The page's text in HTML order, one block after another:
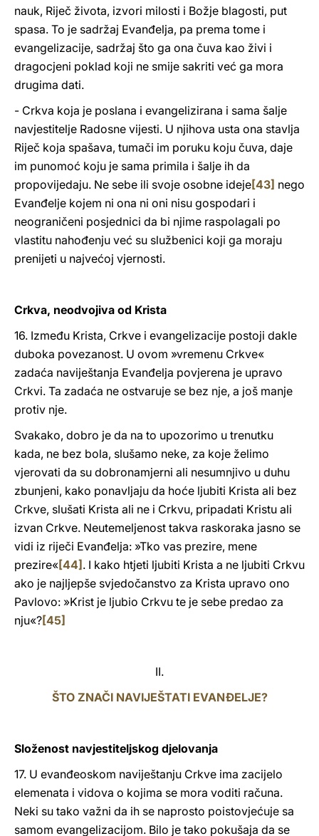
nauk, Riječ života, izvori milosti i Božje blagosti, put
spasa. To je sadržaj Evanđelja, pa prema tome i
evangelizacije, sadržaj što ga ona čuva kao živi i
dragocjeni poklad koji ne smije sakriti već ga mora
drugima dati.
- Crkva koja je poslana i evangelizirana i sama šalje
navjestitelje Radosne vijesti. U njihova usta ona stavlja
Riječ koja spašava, tumači im poruku koju čuva, daje
im punomoć koju je sama primila i šalje ih da
propovijedaju. Ne sebe ili svoje osobne ideje[43] nego
Evanđelje kojem ni ona ni oni nisu gospodari i
neograničeni posjednici da bi njime raspolagali po
vlastitu nahođenju već su službenici koji ga moraju
prenijeti u najvećoj vjernosti.
Crkva, neodvojiva od Krista
16. Između Krista, Crkve i evangelizacije postoji dakle
duboka povezanost. U ovom »vremenu Crkve«
zadaća naviještanja Evanđelja povjerena je upravo
Crkvi. Ta zadaća ne ostvaruje se bez nje, a još manje
protiv nje.
Svakako, dobro je da na to upozorimo u trenutku
kada, ne bez bola, slušamo neke, za koje želimo
vjerovati da su dobronamjerni ali nesumnjivo u duhu
zbunjeni, kako ponavljaju da hoće ljubiti Krista ali bez
Crkve, slušati Krista ali ne i Crkvu, pripadati Kristu ali
izvan Crkve. Neutemeljenost takva raskoraka jasno se
vidi iz riječi Evanđelja: »Tko vas prezire, mene
prezire«[44] . I kako htjeti ljubiti Krista a ne ljubiti Crkvu
ako je najljepše svjedočanstvo za Krista upravo ono
Pavlovo: »Krist je ljubio Crkvu te je sebe predao za
nju«?[45]
II.
ŠTO ZNAČI NAVIJEŠTATI EVANĐELJE?
Složenost navjestiteljskog djelovanja
17. U evanđeoskom naviještanju Crkve ima zacijelo
elemenata i vidova o kojima se mora voditi računa.
Neki su tako važni da ih se naprosto poistovjećuje sa
samom evangelizacijom. Bilo je tako pokušaja da se